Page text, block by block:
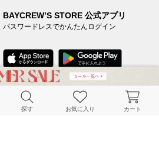
BAYCREW’S STORE 公式アプリ
パスワードレスでかんたんログイン
SERVICE
探す お気に入り カート